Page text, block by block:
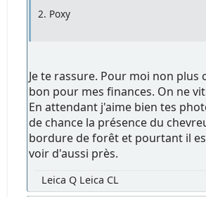
2. Poxy
Je te rassure. Pour moi non plus
bon pour mes finances. On ne
En attendant j'aime bien tes
de chance la présence du
bordure de forêt et pourtant il
voir d'aussi près.
Leica Q Leica CL